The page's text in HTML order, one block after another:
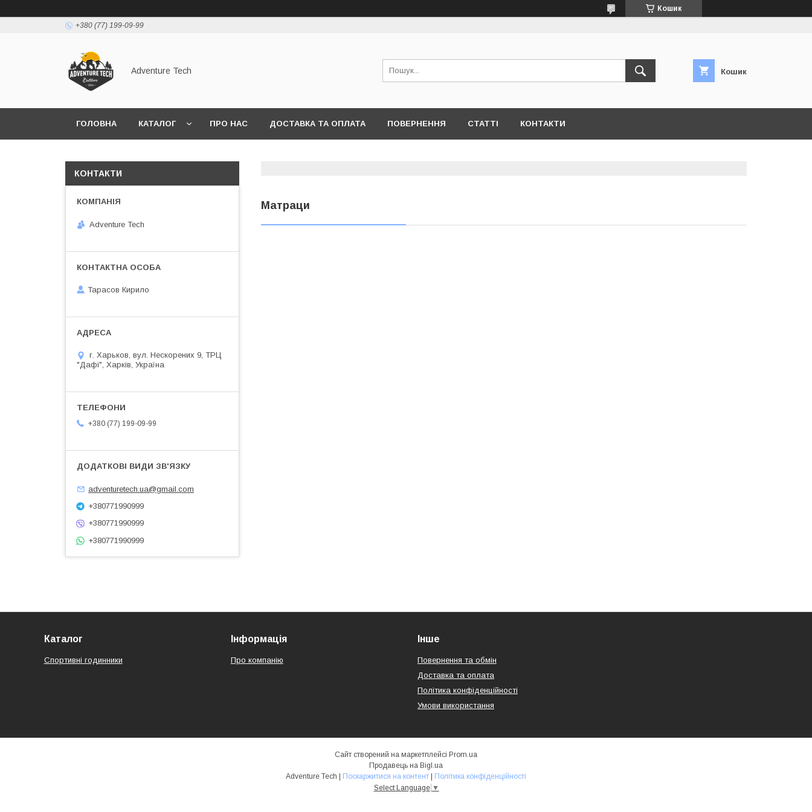
Кошик
+380 (77) 199-09-99
Adventure Tech Кошик
ГОЛОВНА КАТАЛОГ ПРО НАС ДОСТАВКА ТА ОПЛАТА ПОВЕРНЕННЯ СТАТТІ КОНТАКТИ
Матраци
КОНТАКТИ
Adventure Tech
Тарасов Кирило
г. Харьков, вул. Нескорених 9, ТРЦ
"Дафі", Харків, Україна
+380 (77) 199-09-99
adventuretech.ua@gmail.com
+380771990999
+380771990999
+380771990999
Каталог
Спортивні годинники
Інформація
Про компанію
Інше
Повернення та обмін
Доставка та оплата
Політика конфіденційності
Умови використання
Сайт створений на маркетплейсі Prom.ua
Продавець на Bigl.ua
Поскаржитися на контент
Політика конфіденційності
Select Language ▼